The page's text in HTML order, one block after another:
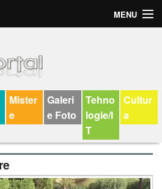
MENU
Mister
e
Galeri
e Foto
Tehno
logie/I
T
Cultur
a